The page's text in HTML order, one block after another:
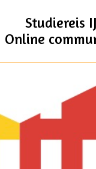
Studiereis
Online